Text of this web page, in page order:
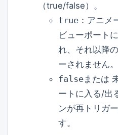
（true/false）。
true ：アニメ
ビューポート
れ、それ以降
ーされません。
falseまたは
ートに入る/出
ンが再トリガ
す。